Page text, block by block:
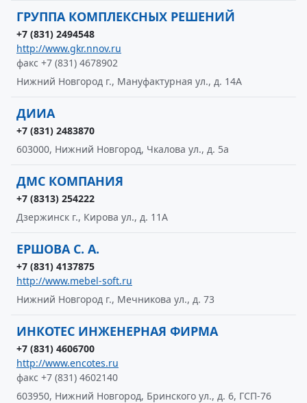
ГРУППА КОМПЛЕКСНЫХ РЕШЕНИЙ
+7 (831) 2494548
http://www.gkr.nnov.ru
факс +7 (831) 4678902
Нижний Новгород г., Мануфактурная ул., д. 14А
ДИИА
+7 (831) 2483870
603000, Нижний Новгород, Чкалова ул., д. 5а
ДМС КОМПАНИЯ
+7 (8313) 254222
Дзержинск г., Кирова ул., д. 11А
ЕРШОВА С. А.
+7 (831) 4137875
http://www.mebel-soft.ru
Нижний Новгород г., Мечникова ул., д. 73
ИНКОТЕС ИНЖЕНЕРНАЯ ФИРМА
+7 (831) 4606700
http://www.encotes.ru
факс +7 (831) 4602140
603950, Нижний Новгород, Бринского ул., д. 6, ГСП-76